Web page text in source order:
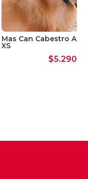
Mas Can Cabestro
XS
$5.290